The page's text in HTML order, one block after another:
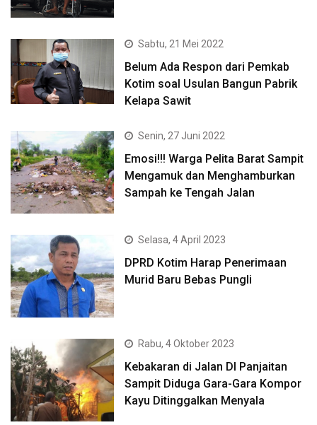
Sabtu, 21 Mei 2022
Belum Ada Respon dari Pemkab
Kotim soal Usulan Bangun Pabrik
Kelapa Sawit
Senin, 27 Juni 2022
Emosi!!! Warga Pelita Barat Sampit
Mengamuk dan Menghamburkan
Sampah ke Tengah Jalan
Selasa, 4 April 2023
DPRD Kotim Harap Penerimaan
Murid Baru Bebas Pungli
Rabu, 4 Oktober 2023
Kebakaran di Jalan DI Panjaitan
Sampit Diduga Gara-Gara Kompor
Kayu Ditinggalkan Menyala